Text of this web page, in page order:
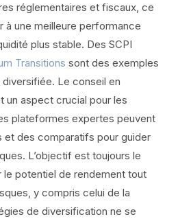
réglementaires et fiscaux, ce
à une meilleure performance
plus stable. Des SCPI
Transitions sont des exemples
Le conseil en
un aspect crucial pour les
plateformes expertes peuvent
et des comparatifs pour guider
L’objectif est toujours le
le potentiel de rendement tout
y compris celui de la
de diversification ne se